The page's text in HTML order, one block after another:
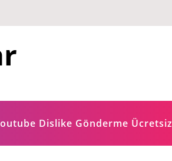
Dislike Gönderme Ücretsiz